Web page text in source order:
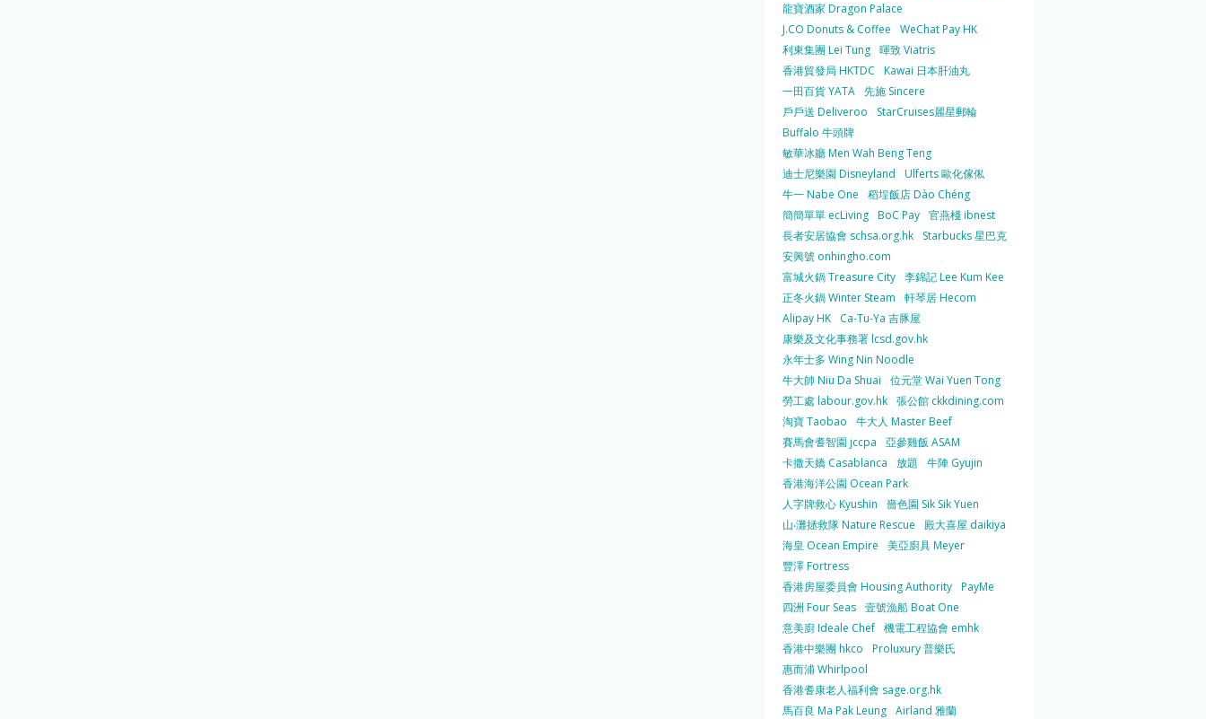
龍寶酒家 Dragon Palace
J.CO Donuts & Coffee
WeChat Pay HK
利東集團 Lei Tung 暉致 Viatris
香港貿發局 HKTDC
Kawai 日本肝油丸
一田百貨 YATA 先施 Sincere
戶戶送 Deliveroo
StarCruises麗星郵輪
Buffalo 牛頭牌
敏華冰廳 Men Wah Beng Teng
迪士尼樂園 Disneyland
Ulferts 歐化傢俬
牛一 Nabe One
稻埕飯店 Dào Chéng
簡簡單單 ecLiving BoC Pay 官燕棧 ibnest
長者安居協會 schsa.org.hk
Starbucks 星巴克
安興號 onhingho.com
富城火鍋 Treasure City 李錦記 Lee Kum Kee
正冬火鍋 Winter Steam
軒琴居 Hecom
Alipay HK
Ca-Tu-Ya 吉豚屋
康樂及文化事務署 lcsd.gov.hk
永年士多 Wing Nin Noodle
牛大帥 Niu Da Shuai
位元堂 Wai Yuen Tong
勞工處 labour.gov.hk 張公館 ckkdining.com
淘寶 Taobao
牛大人 Master Beef
賽馬會耆智園 jccpa
亞參雞飯 ASAM
卡撒天嬌 Casablanca
放題
牛陣 Gyujin
香港海洋公園 Ocean Park
人字牌救心 Kyushin
嗇色園 Sik Sik Yuen
山‧灘拯救隊 Nature Rescue
殿大喜屋 daikiya
海皇 Ocean Empire
美亞廚具 Meyer
豐澤 Fortress
香港房屋委員會 Housing Authority PayMe
四洲 Four Seas 壹號漁船 Boat One
意美廚 Ideale Chef 機電工程協會 emhk
香港中樂團 hkco
Proluxury 普樂氏
惠而浦 Whirlpool
香港耆康老人福利會 sage.org.hk
馬百良 Ma Pak Leung Airland 雅蘭